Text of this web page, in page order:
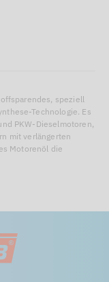
speziell
Technologie. Es
PKW-Dieselmotoren,
mit verlängerten
Motorenöl die